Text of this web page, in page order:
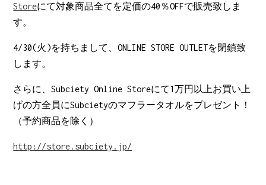
Storeにて対象商品全てを定価の40％OFFで販売致しま
す。
4/30(火)を持ちまして、ONLINE STORE OUTLETを閉鎖致
します。
さらに、Subciety Online Storeにて1万円以上お買い上
げの方全員にSubcietyのマフラータオルをプレゼント！
（予約商品を除く）
http://store.subciety.jp/